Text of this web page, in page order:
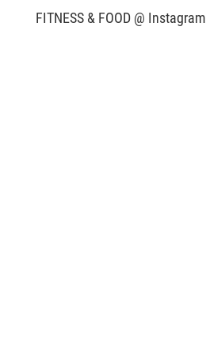
FITNESS & FOOD @ Instagram